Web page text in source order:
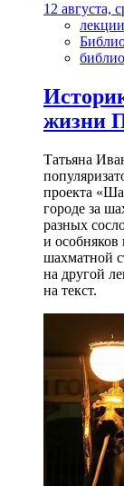
12 августа,
лекции
жизни
Татьяна
проекта
городе за
разных
и
шахматной
на другой
на текст.